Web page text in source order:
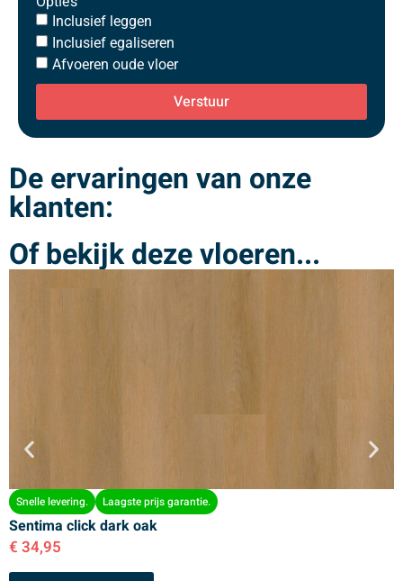
Inclusief leggen
Inclusief egaliseren
Afvoeren oude vloer
Verstuur
De ervaringen van onze
klanten:
Of bekijk deze vloeren...
Snelle levering. Laagste prijs garantie.
Sentima click dark oak
€ 34,95